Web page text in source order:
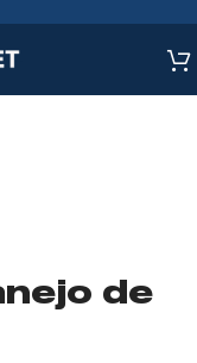
de